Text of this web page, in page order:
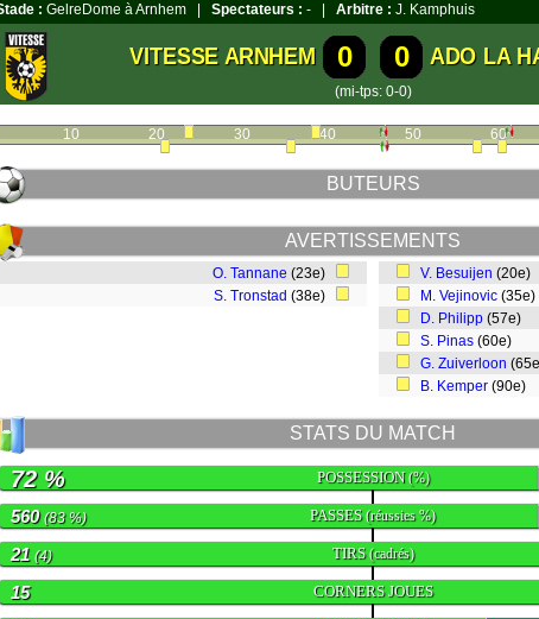
: GelreDome à Arnhem | Spectateurs : - | Arbitre : J. Kamphuis
VITESSE ARNHEM 0 0 ADO LA
(mi-tps: 0-0)
10 20 30 40 50 60
BUTEURS
AVERTISSEMENTS
O. Tannane (23e)
S. Tronstad (38e)
V. Besuijen (20e)
M. Vejinovic (35e)
D. Philipp (57e)
S. Pinas (60e)
G. Zuiverloon
B. Kemper (90e)
STATS DU MATCH
POSSESSION(%)
72 %
PASSES(réussies %)
560(83 %)
TIRS(cadrés)
21 (4)
CORNERS JOUES
15